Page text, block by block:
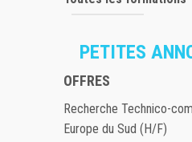
PETITES
OFFRES
Recherche Technico-
Europe du Sud (H/F)